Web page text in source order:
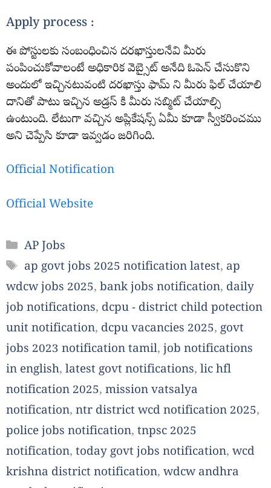
Apply process :
ఈ పోస్టులకు సంబంధించిన దరఖాస్తులనేవి మీరు
పంపించుకోవాలంటే అధికారిక వెబ్సైట్ అనేది ఓపెన్ చేసుకొని
అందులో ఇచ్చినటువంటి దరఖాస్తు ఫామ్ ని మీరు ఫిల్ చేయాలి
దానితో పాటు ఇచ్చిన అడ్రస్ కి మీరు సబ్మిట్ చేయాల్సి
ఉంటుంది. లేటుగా వచ్చిన అప్లికేషన్స్ ఏమీ కూడా స్వీకరించము
అని చెప్పేసి కూడా ఇవ్వడం జరిగింది.
Official Notification
Official Website
Categories
AP Jobs
Tags
ap govt jobs 2025 notification latest, ap
wdcw jobs 2025, bank jobs notification, daily
job notifications, dcpu - district child potection
unit notification, dcpu vacancies 2025, govt
jobs 2023 notification tamil, job notifications
in english, latest govt notifications, lic hfl
notification 2025, mission vatsalya
notification, ntr district wcd notification 2025,
police jobs notification, tnpsc 2025
notification, today govt jobs notification, wcd
krishna district notification, wdcw andhra